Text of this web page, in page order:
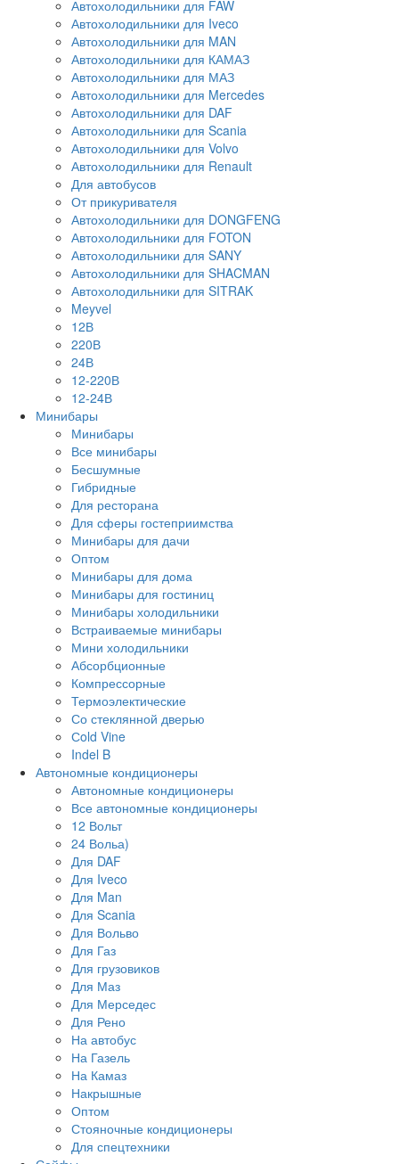
Автохолодильники для FAW
Автохолодильники для Iveco
Автохолодильники для MAN
Автохолодильники для КАМАЗ
Автохолодильники для МАЗ
Автохолодильники для Mercedes
Автохолодильники для DAF
Автохолодильники для Scania
Автохолодильники для Volvo
Автохолодильники для Renault
Для автобусов
От прикуривателя
Автохолодильники для DONGFENG
Автохолодильники для FOTON
Автохолодильники для SANY
Автохолодильники для SHACMAN
Автохолодильники для SITRAK
Meyvel
12В
220В
24В
12-220В
12-24В
Минибары
Минибары
Все минибары
Бесшумные
Гибридные
Для ресторана
Для сферы гостеприимства
Минибары для дачи
Оптом
Минибары для дома
Минибары для гостиниц
Минибары холодильники
Встраиваемые минибары
Мини холодильники
Абсорбционные
Компрессорные
Термоэлектические
Со стеклянной дверью
Сold Vine
Indel B
Автономные кондиционеры
Автономные кондиционеры
Все автономные кондиционеры
12 Вольт
24 Вольа)
Для DAF
Для Iveco
Для Man
Для Scania
Для Вольво
Для Газ
Для грузовиков
Для Маз
Для Мерседес
Для Рено
На автобус
На Газель
На Камаз
Накрышные
Оптом
Стояночные кондиционеры
Для спецтехники